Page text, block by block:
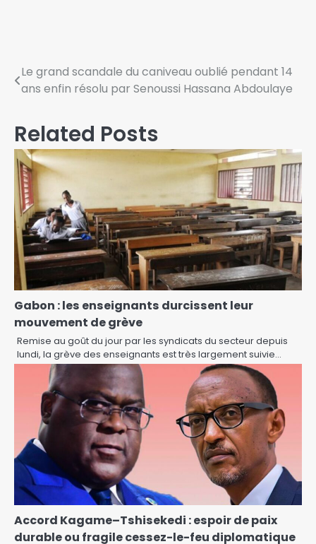
Le grand scandale du caniveau oublié pendant 14
ans enfin résolu par Senoussi Hassana Abdoulaye
Related Posts
Gabon : les enseignants durcissent leur
mouvement de grève
Remise au goût du jour par les syndicats du secteur depuis
lundi, la grève des enseignants est très largement suivie…
Accord Kagame–Tshisekedi : espoir de paix
durable ou fragile cessez-le-feu diplomatique